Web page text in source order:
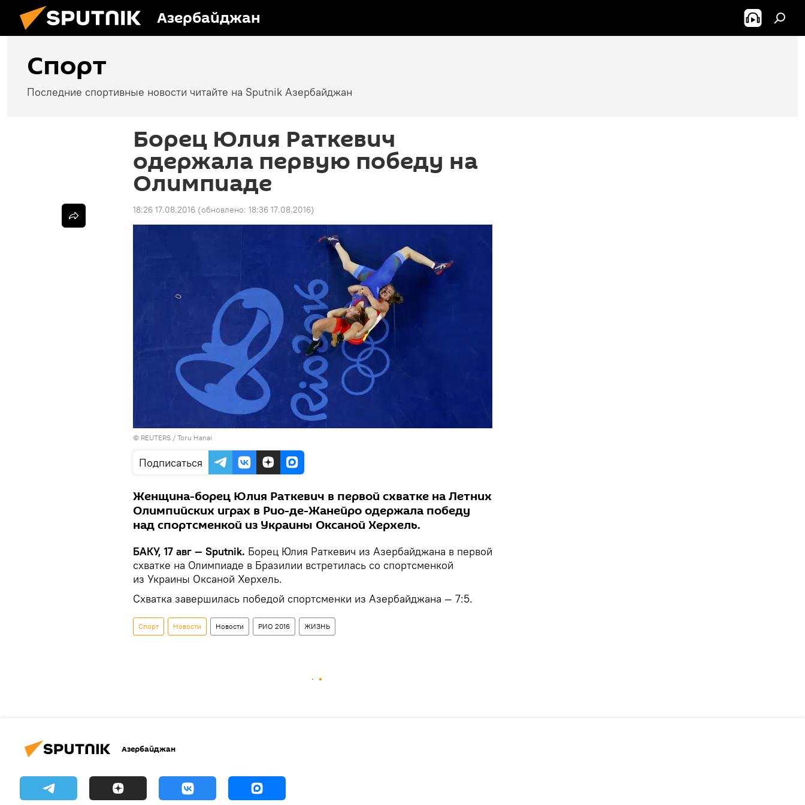
Азербайджан
Спорт
Последние спортивные новости читайте на Sputnik Азербайджан
Борец Юлия Раткевич
одержала первую победу на
Олимпиаде
18:26 17.08.2016 (обновлено: 18:36 17.08.2016)
© REUTERS / Toru Hanai
Подписаться
Женщина-борец Юлия Раткевич в первой схватке на Летних
Олимпийских играх в Рио-де-Жанейро одержала победу
над спортсменкой из Украины Оксаной Херхель.
БАКУ, 17 авг — Sputnik. Борец Юлия Раткевич из Азербайджана в первой
схватке на Олимпиаде в Бразилии встретилась со спортсменкой
из Украины Оксаной Херхель.
Схватка завершилась победой спортсменки из Азербайджана — 7:5.
Спорт Новости Новости РИО 2016 ЖИЗНЬ
Азербайджан